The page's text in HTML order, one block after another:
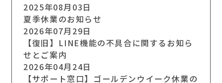
2025年08月03日
夏季休業のお知らせ
2026年07月29日
【復旧】LINE機能の不具合に関するお知ら
せとご案内
2026年04月24日
【サポート窓口】ゴールデンウイーク休業の